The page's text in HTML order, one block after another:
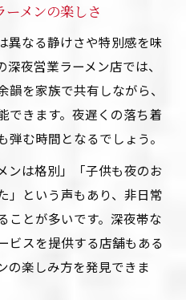
メンの楽しさ
異なる静けさや特別感を味
夜営業ラーメン店では、
を家族で共有しながら、
できます。夜遅くの落ち着
む時間となるでしょう。
ンは格別」「子供も夜のお
」という声もあり、非日常
ことが多いです。深夜帯な
ビスを提供する店舗もある
の楽しみ方を発見できま